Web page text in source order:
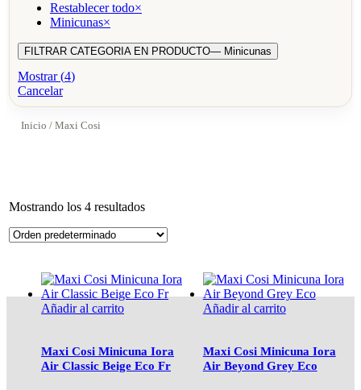
Restablecer todo×
Minicunas×
FILTRAR CATEGORIA EN PRODUCTO— Minicunas
Mostrar(4)
Cancelar
Inicio / Maxi Cosi
Mostrando los 4 resultados
Añadir al carrito
Maxi Cosi Minicuna Iora
Air Classic Beige Eco Fr
Añadir al carrito
Maxi Cosi Minicuna Iora
Air Beyond Grey Eco